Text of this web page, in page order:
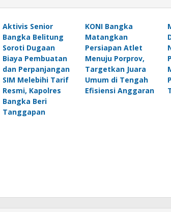
Aktivis Senior
Bangka Belitung
Soroti Dugaan
Biaya Pembuatan
dan Perpanjangan
SIM Melebihi Tarif
Resmi, Kapolres
Bangka Beri
Tanggapan
KONI Bangka
Matangkan
Persiapan Atlet
Menuju Porprov,
Targetkan Juara
Umum di Tengah
Efisiensi Anggaran